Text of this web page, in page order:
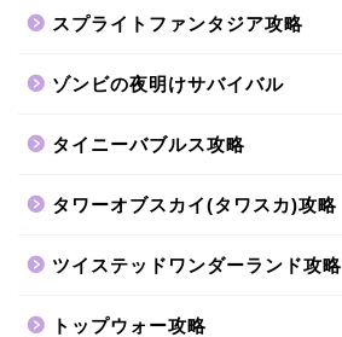
スプライトファンタジア攻略
ゾンビの夜明けサバイバル
タイニーバブルス攻略
タワーオブスカイ(タワスカ)攻略
ツイステッドワンダーランド攻略
トップウォー攻略